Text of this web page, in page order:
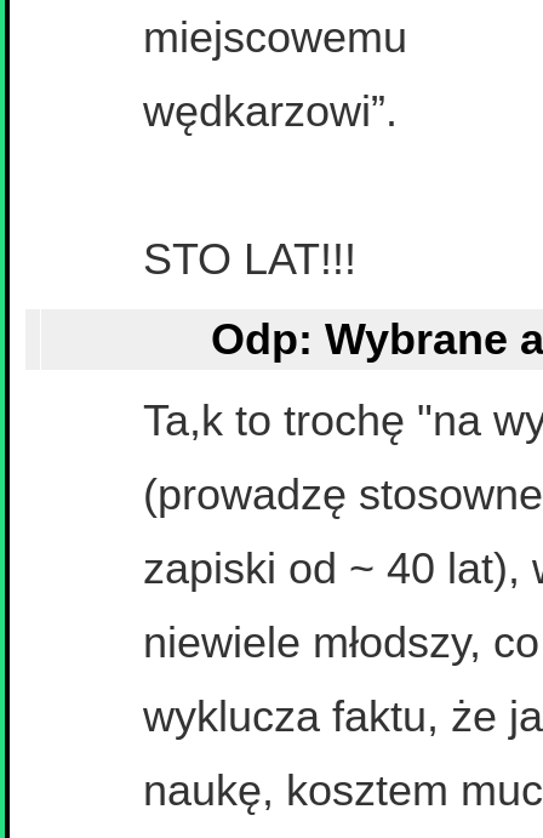
miejscowemu
wędkarzowi”.
STO LAT!!!
Ta,k to trochę "na
(prowadzę
zapiski od ~ 40 lat),
niewiele młodszy,
wyklucza faktu, że
naukę, kosztem